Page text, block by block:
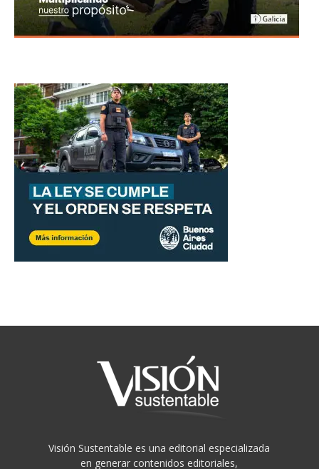
Visión Sustentable es una editorial especializada
en generar contenidos editoriales,